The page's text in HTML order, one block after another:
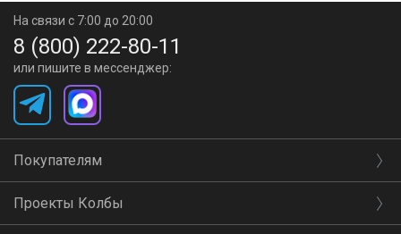
На связи с 7:00 до 20:00
8 (800) 222-80-11
или пишите в мессенджер:
Покупателям
Проекты Колбы